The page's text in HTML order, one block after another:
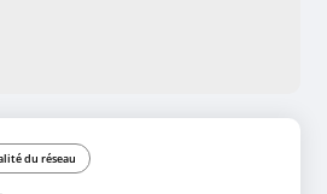
du réseau